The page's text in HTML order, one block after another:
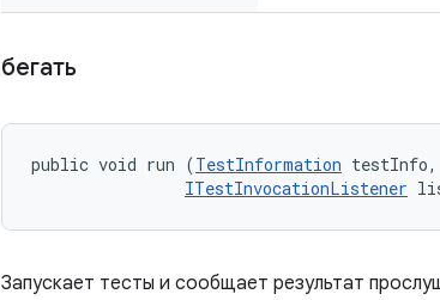
бегать
public void run (TestInformation testInfo,
ITestInvocationListener
Запускает тесты и сообщает результат